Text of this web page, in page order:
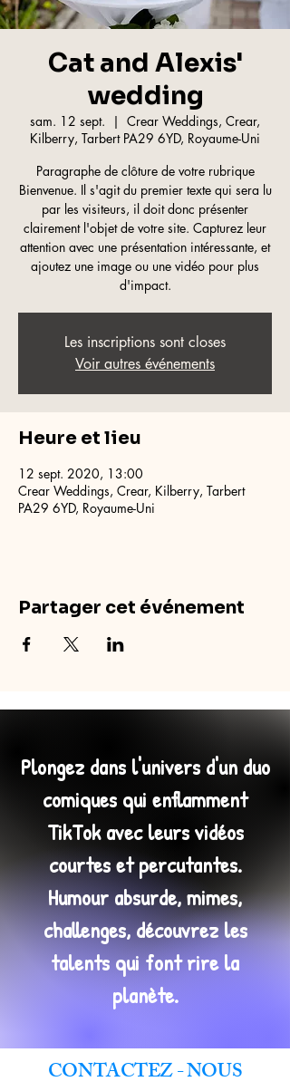
Cat and Alexis'
wedding
sam. 12 sept.
  |
Crear Weddings, Crear,
Kilberry, Tarbert PA29 6YD, Royaume-Uni
Paragraphe de clôture de votre rubrique
Bienvenue. Il s'agit du premier texte qui sera lu
par les visiteurs, il doit donc présenter
clairement l'objet de votre site. Capturez leur
attention avec une présentation intéressante, et
ajoutez une image ou une vidéo pour plus
d'impact.
Les inscriptions sont closes
Voir autres événements
Heure et lieu
12 sept. 2020, 13:00
Crear Weddings, Crear, Kilberry, Tarbert
PA29 6YD, Royaume-Uni
Partager cet événement
Plongez dans l'univers d'un duo
comiques qui enflamment
TikTok avec leurs vidéos
courtes et percutantes.
Humour absurde, mimes,
challenges, découvrez les
talents qui font rire la
planète.
CONTACTEZ - NOUS